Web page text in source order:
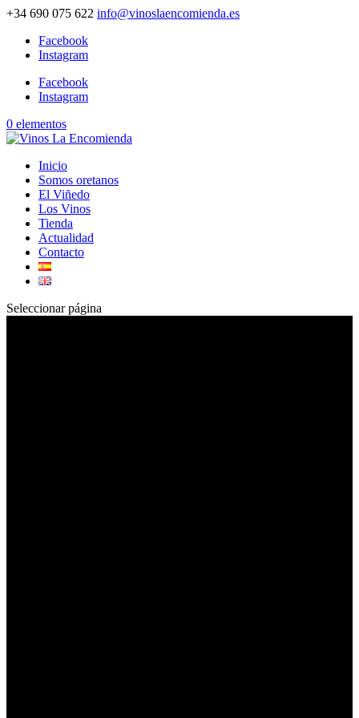
+34 690 075 622 info@vinoslaencomienda.es
Facebook
Instagram
Facebook
Instagram
0 elementos
Inicio
Somos oretanos
El Viñedo
Los Vinos
Tienda
Actualidad
Contacto
Seleccionar página